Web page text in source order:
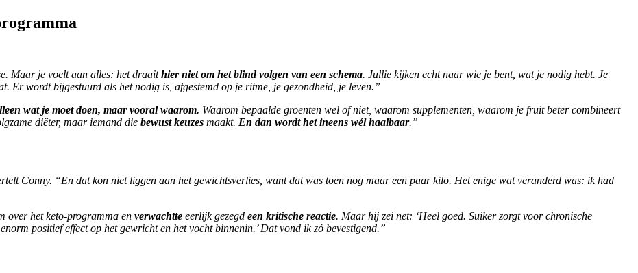
Maar je voelt aan alles: het draaithier niet om het blind volgen van een schema. Jullie kijken echt naar wie je bent, wat je nodig hebt. Je
Er wordt bijgestuurd als het nodig is, afgestemd op je ritme, je gezondheid, je leven.”
watje moet doen, maar vooralwaarom. Waarom bepaalde groenten wel of niet, waarom supplementen, waarom je fruit beter combineert
diëter, maar iemand die bewust keuzes maakt. En dan wordt het ineens wél haalbaar.”
Conny. “En dat kon niet liggen aan het gewichtsverlies, want dat was toen nog maar een paar kilo. Het enige wat veranderd was: ik had
over het keto-programma en verwachtte eerlijk gezegd een kritische reactie. Maar hij zei net: ‘Heel goed. Suiker zorgt voor chronische
positief effect op het gewricht en het vocht binnenin.’ Dat vond ik zó bevestigend.”